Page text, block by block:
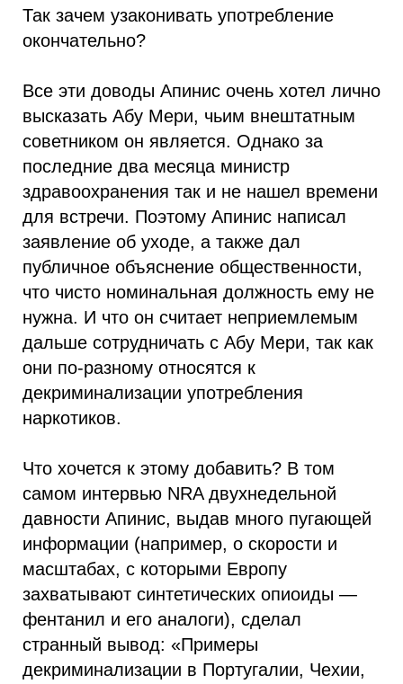
Так зачем узаконивать употребление
окончательно?
Все эти доводы Апинис очень хотел лично
высказать Абу Мери, чьим внештатным
советником он является. Однако за
последние два месяца министр
здравоохранения так и не нашел времени
для встречи. Поэтому Апинис написал
заявление об уходе, а также дал
публичное объяснение общественности,
что чисто номинальная должность ему не
нужна. И что он считает неприемлемым
дальше сотрудничать с Абу Мери, так как
они по-разному относятся к
декриминализации употребления
наркотиков.
Что хочется к этому добавить? В том
самом интервью NRA двухнедельной
давности Апинис, выдав много пугающей
информации (например, о скорости и
масштабах, с которыми Европу
захватывают синтетических опиоиды —
фентанил и его аналоги), сделал
странный вывод: «Примеры
декриминализации в Португалии, Чехии,